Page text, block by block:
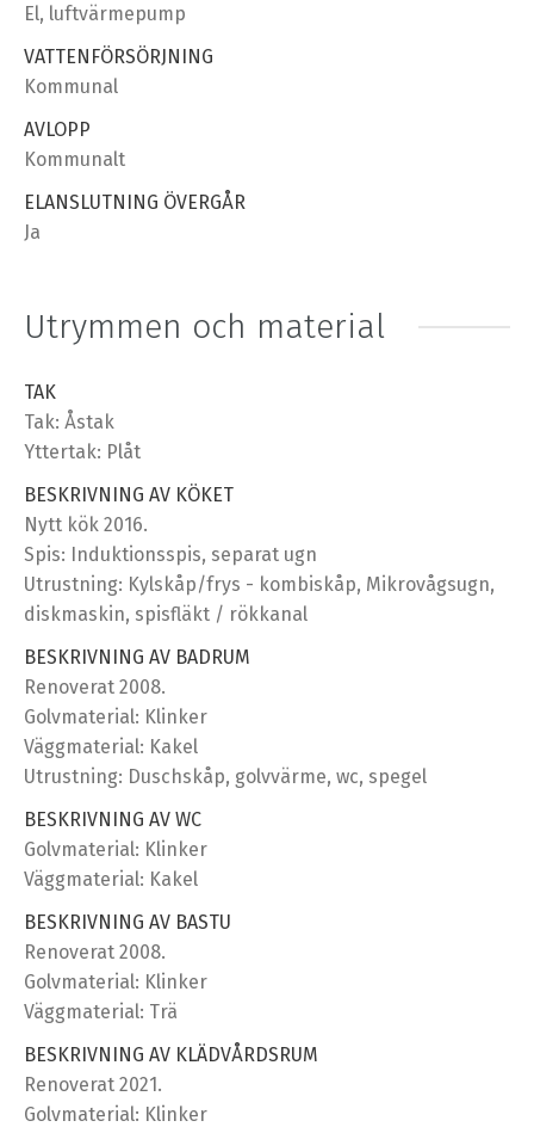
El, luftvärmepump
VATTENFÖRSÖRJNING
Kommunal
AVLOPP
Kommunalt
ELANSLUTNING ÖVERGÅR
Ja
Utrymmen och material
TAK
Tak: Åstak
Yttertak: Plåt
BESKRIVNING AV KÖKET
Nytt kök 2016.
Spis: Induktionsspis, separat ugn
Utrustning: Kylskåp/frys - kombiskåp, Mikrovågsugn,
diskmaskin, spisfläkt / rökkanal
BESKRIVNING AV BADRUM
Renoverat 2008.
Golvmaterial: Klinker
Väggmaterial: Kakel
Utrustning: Duschskåp, golvvärme, wc, spegel
BESKRIVNING AV WC
Golvmaterial: Klinker
Väggmaterial: Kakel
BESKRIVNING AV BASTU
Renoverat 2008.
Golvmaterial: Klinker
Väggmaterial: Trä
BESKRIVNING AV KLÄDVÅRDSRUM
Renoverat 2021.
Golvmaterial: Klinker